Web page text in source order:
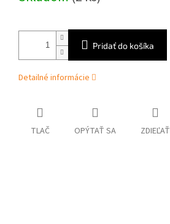
Pridať do košíka
Detailné informácie
TLAČ OPÝTAŤ SA ZDIEĽAŤ